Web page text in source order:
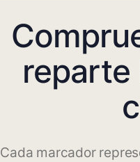
reparte
Cada marcador